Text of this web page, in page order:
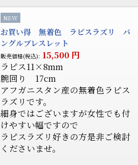
NEW
お買い得 無着色 ラピスラズリ バ
ングルブレスレット
販売価格(税込): 15,500 円
ラピス11×8mm
腕回り 17cm
アフガニスタン産の無着色ラピス
ラズリです。
細身ではございますが女性でも付
けやすい幅ですので
ラピスラズリ好きの方是非ご検討
くださいませ。